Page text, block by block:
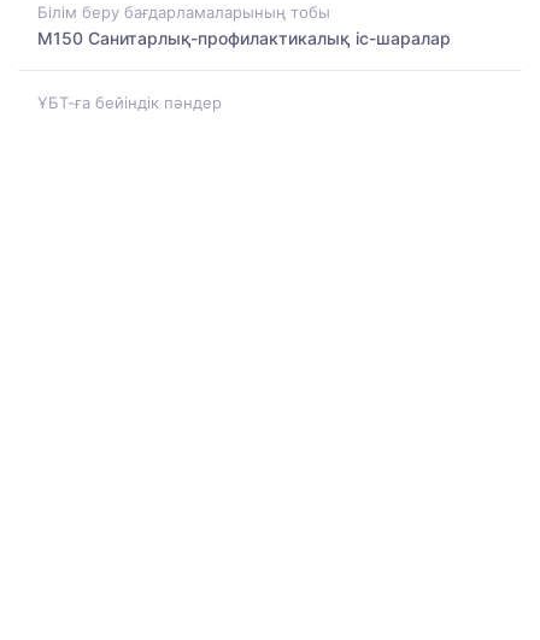
Білім беру бағдарламаларының тобы
M150 Санитарлық-профилактикалық іс-шаралар
ҰБТ-ға бейіндік пәндер